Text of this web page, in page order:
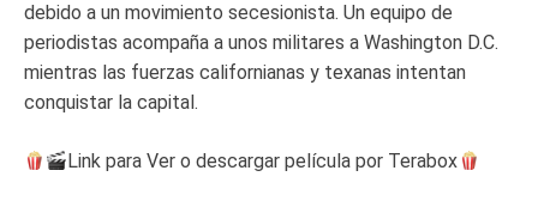
debido a un movimiento secesionista. Un equipo de
periodistas acompaña a unos militares a Washington D.C.
mientras las fuerzas californianas y texanas intentan
conquistar la capital.
Link para Ver o descargar película por Terabox